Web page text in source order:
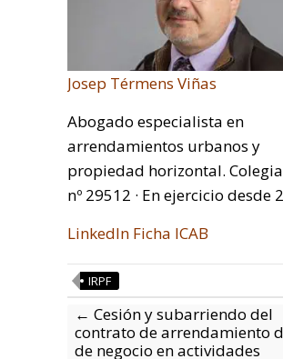
Josep Térmens Viñas
Abogado especialista en
arrendamientos urbanos y
propiedad horizontal.
nº 29512 · En ejercicio desde
LinkedIn Ficha ICAB
IRPF
← Cesión y subarriendo del
contrato de arrendamiento
de negocio en actividades